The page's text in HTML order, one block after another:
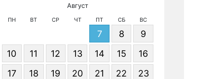
Август
ПН ВТ СР ЧТ ПТ СБ ВС
7 8
9
10
11 12 13 14 15
16
17
18 19 20 21 22
23